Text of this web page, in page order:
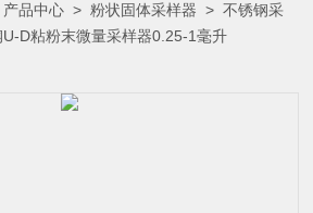
产品中心 >粉状固体采样器 >不锈钢采
D粘粉末微量采样器0.25-1毫升